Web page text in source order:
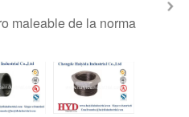
maleable de la norma